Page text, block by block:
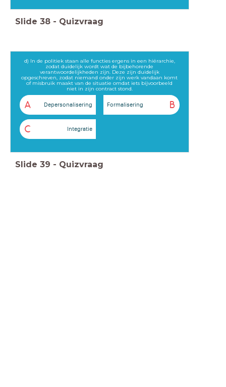
Slide 38 - Quizvraag
d) In de politiek staan alle functies ergens in een hiërarchie,
zodat duidelijk wordt wat de bijbehorende
verantwoordelijkheden zijn. Deze zijn duidelijk
opgeschreven, zodat niemand onder zijn werk vandaan komt
of misbruik maakt van de situatie omdat iets bijvoorbeeld
niet in zijn contract stond.
A Depersonalisering B
Formalisering
C Integratie
Slide 39 - Quizvraag